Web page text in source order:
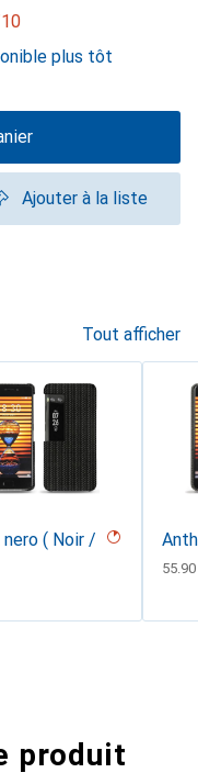
plus tôt
Ajouter à la liste
Tout afficher
nero ( Noir /
CHF
55.90
produit